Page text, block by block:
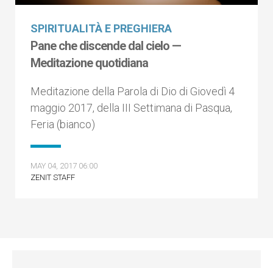
SPIRITUALITÀ E PREGHIERA
Pane che discende dal cielo —
Meditazione quotidiana
Meditazione della Parola di Dio di Giovedì 4
maggio 2017, della III Settimana di Pasqua,
Feria (bianco)
MAY 04, 2017 06:00
ZENIT STAFF